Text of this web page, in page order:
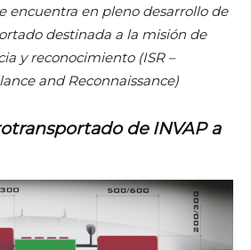
encuentra en pleno desarrollo de
destinada a la misión de
y reconocimiento (ISR –
and Reconnaissance)
de INVAP a